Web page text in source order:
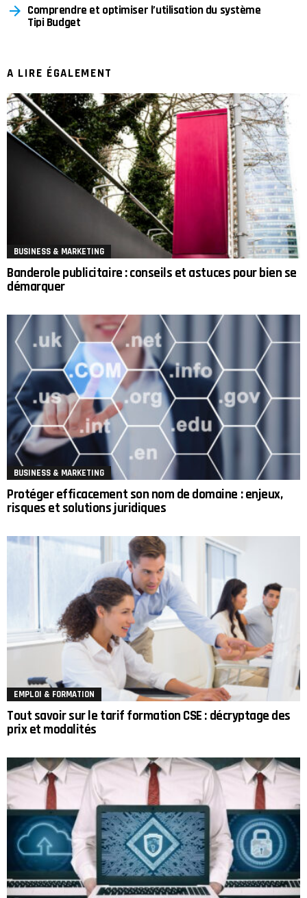
Comprendre et optimiser l’utilisation du système
Tipi Budget
A LIRE ÉGALEMENT
BUSINESS & MARKETING
Banderole publicitaire : conseils et astuces pour bien se
démarquer
BUSINESS & MARKETING
Protéger efficacement son nom de domaine : enjeux,
risques et solutions juridiques
EMPLOI & FORMATION
Tout savoir sur le tarif formation CSE : décryptage des
prix et modalités